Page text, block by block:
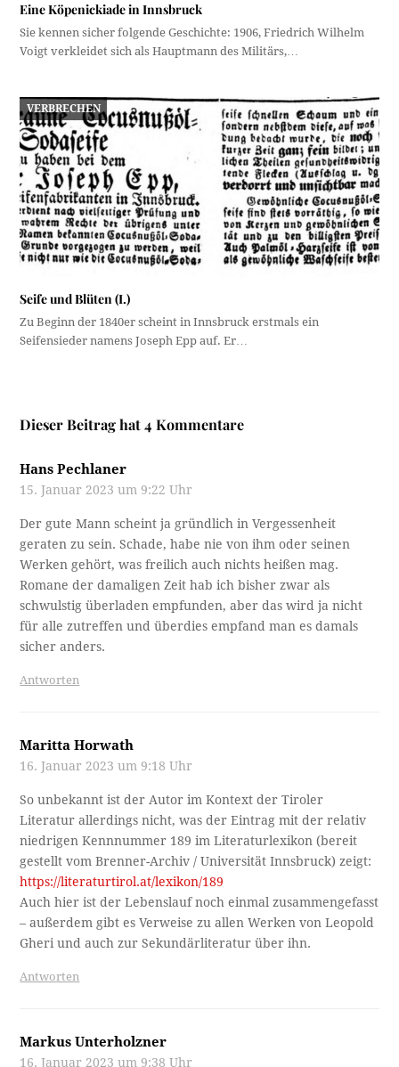
Eine Köpenickiade in Innsbruck
Sie kennen sicher folgende Geschichte: 1906, Friedrich Wilhelm
Voigt verkleidet sich als Hauptmann des Militärs,…
VERBRECHEN
Seife und Blüten (I.)
Zu Beginn der 1840er scheint in Innsbruck erstmals ein
Seifensieder namens Joseph Epp auf. Er…
Dieser Beitrag hat 4 Kommentare
Hans Pechlaner
15. Januar 2023 um 9:22 Uhr
Der gute Mann scheint ja gründlich in Vergessenheit
geraten zu sein. Schade, habe nie von ihm oder seinen
Werken gehört, was freilich auch nichts heißen mag.
Romane der damaligen Zeit hab ich bisher zwar als
schwulstig überladen empfunden, aber das wird ja nicht
für alle zutreffen und überdies empfand man es damals
sicher anders.
Antworten
Maritta Horwath
16. Januar 2023 um 9:18 Uhr
So unbekannt ist der Autor im Kontext der Tiroler
Literatur allerdings nicht, was der Eintrag mit der relativ
niedrigen Kennnummer 189 im Literaturlexikon (bereit
gestellt vom Brenner-Archiv / Universität Innsbruck) zeigt:
https://literaturtirol.at/lexikon/189
Auch hier ist der Lebenslauf noch einmal zusammengefasst
– außerdem gibt es Verweise zu allen Werken von Leopold
Gheri und auch zur Sekundärliteratur über ihn.
Antworten
Markus Unterholzner
16. Januar 2023 um 9:38 Uhr